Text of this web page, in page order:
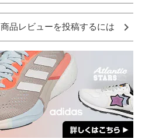
商品レビューを投稿するには